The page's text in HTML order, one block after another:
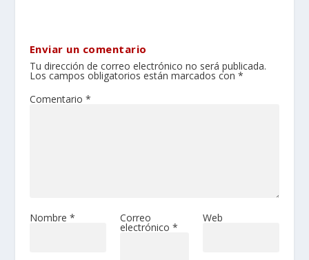
Enviar un comentario
Tu dirección de correo electrónico no será publicada.
Los campos obligatorios están marcados con *
Comentario *
Nombre * Correo
electrónico *
Web